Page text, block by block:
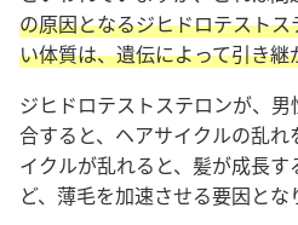
の原因となるジヒドロテスト
い体質は、遺伝によって引き継
ジヒドロテストステロンが、
合すると、ヘアサイクルの乱
イクルが乱れると、髪が成長
ど、薄毛を加速させる要因とな